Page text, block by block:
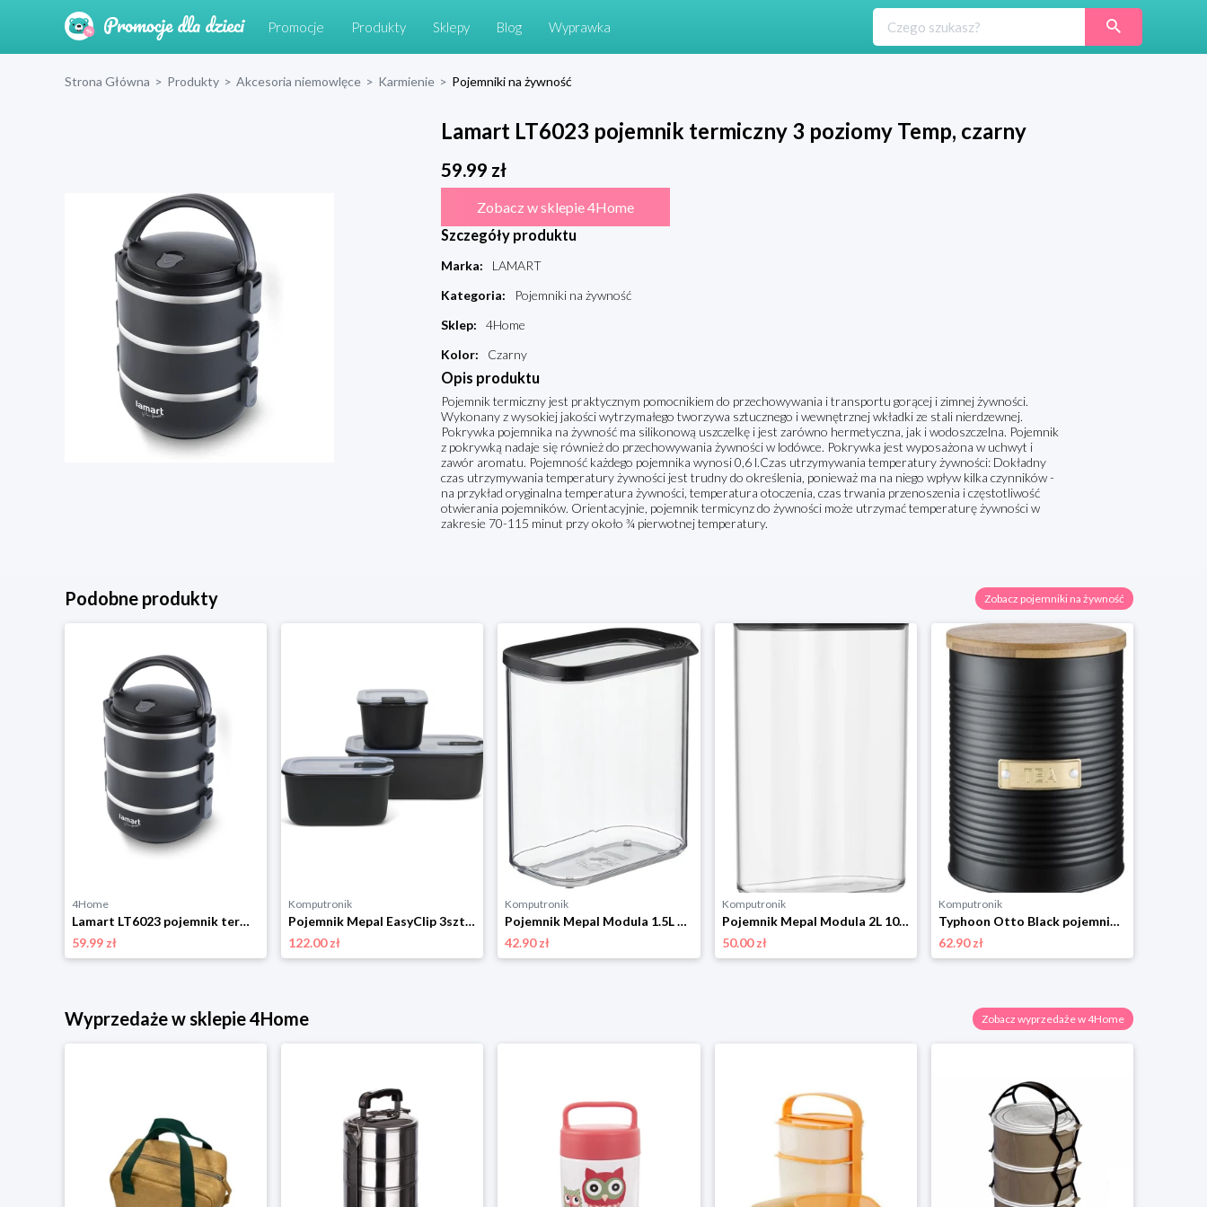
Promocje Produkty Sklepy Blog Wyprawka
Strona Główna > Produkty > Akcesoria niemowlęce > Karmienie > Pojemniki na żywność
Lamart LT6023 pojemnik termiczny 3 poziomy Temp, czarny
59.99 zł
Zobacz w sklepie 4Home
Szczegóły produktu
Marka:
LAMART
Kategoria:
Pojemniki na żywność
Sklep:
4Home
Kolor: Czarny
Opis produktu
Pojemnik termiczny jest praktycznym pomocnikiem do przechowywania i transportu gorącej i zimnej żywności.
Wykonany z wysokiej jakości wytrzymałego tworzywa sztucznego i wewnętrznej wkładki ze stali nierdzewnej.
Pokrywka pojemnika na żywność ma silikonową uszczelkę i jest zarówno hermetyczna, jak i wodoszczelna. Pojemnik
z pokrywką nadaje się również do przechowywania żywności w lodówce. Pokrywka jest wyposażona w uchwyt i
zawór aromatu. Pojemność każdego pojemnika wynosi 0,6 l.Czas utrzymywania temperatury żywności: Dokładny
czas utrzymywania temperatury żywności jest trudny do określenia, ponieważ ma na niego wpływ kilka czynników -
na przykład oryginalna temperatura żywności, temperatura otoczenia, czas trwania przenoszenia i częstotliwość
otwierania pojemników. Orientacyjnie, pojemnik termicynz do żywności może utrzymać temperaturę żywności w
zakresie 70-115 minut przy około ¾ pierwotnej temperatury.
Podobne produkty Zobacz pojemniki na żywność
4Home
Lamart LT6023 pojemnik termiczny 3 poziomy Temp, czarny
59.99 zł
Komputronik
Pojemnik Mepal EasyClip 3szt. 106180041100 czarny
122.00 zł
Komputronik
Pojemnik Mepal Modula 1.5L 106912040400 czarny
42.90 zł
Komputronik
Pojemnik Mepal Modula 2L 106911040400 czarny
50.00 zł
Komputronik
Typhoon Otto Black pojemnik na herbatę 1401.148
62.90 zł
Wyprzedaże w sklepie 4Home Zobacz wyprzedaże w 4Home